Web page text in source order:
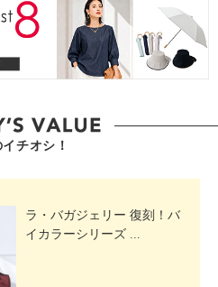
チオシ！
ラ・バガジェリー 復刻！バ
イカラーシリーズ ...